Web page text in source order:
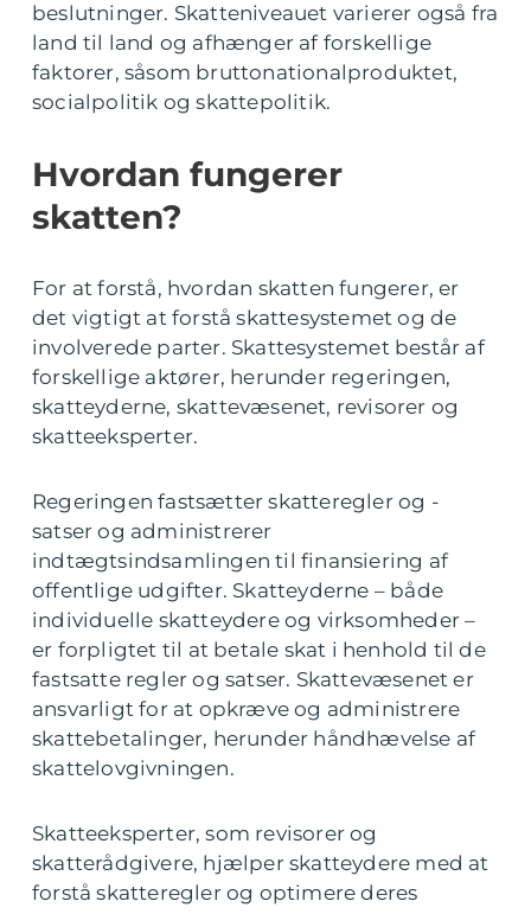
beslutninger. Skatteniveauet varierer også fra
land til land og afhænger af forskellige
faktorer, såsom bruttonationalproduktet,
socialpolitik og skattepolitik.
Hvordan fungerer
skatten?
For at forstå, hvordan skatten fungerer, er
det vigtigt at forstå skattesystemet og de
involverede parter. Skattesystemet består af
forskellige aktører, herunder regeringen,
skatteyderne, skattevæsenet, revisorer og
skatteeksperter.
Regeringen fastsætter skatteregler og -
satser og administrerer
indtægtsindsamlingen til finansiering af
offentlige udgifter. Skatteyderne – både
individuelle skatteydere og virksomheder –
er forpligtet til at betale skat i henhold til de
fastsatte regler og satser. Skattevæsenet er
ansvarligt for at opkræve og administrere
skattebetalinger, herunder håndhævelse af
skattelovgivningen.
Skatteeksperter, som revisorer og
skatterådgivere, hjælper skatteydere med at
forstå skatteregler og optimere deres